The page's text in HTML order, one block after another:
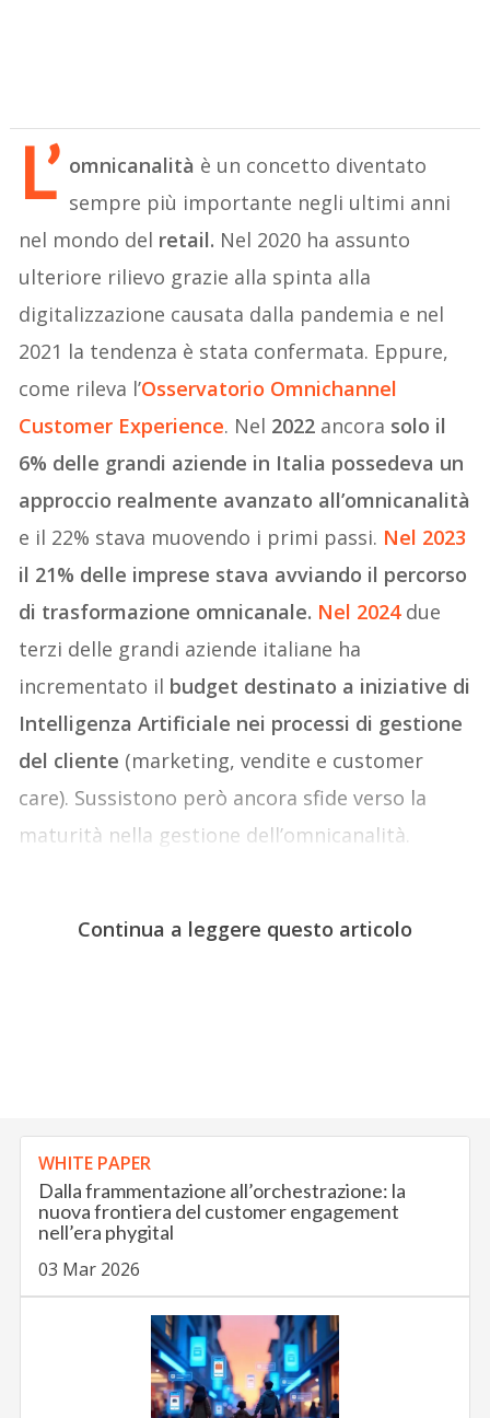
L’ omnicanalità è un concetto diventato
sempre più importante negli ultimi anni
nel mondo del retail. Nel 2020 ha assunto
ulteriore rilievo grazie alla spinta alla
digitalizzazione causata dalla pandemia e nel
2021 la tendenza è stata confermata. Eppure,
come rileva l’Osservatorio Omnichannel
Customer Experience. Nel 2022 ancora solo il
6% delle grandi aziende in Italia possedeva un
approccio realmente avanzato all’omnicanalità
e il 22% stava muovendo i primi passi. Nel 2023
il 21% delle imprese stava avviando il percorso
di trasformazione omnicanale. Nel 2024 due
terzi delle grandi aziende italiane ha
incrementato il budget destinato a iniziative di
Intelligenza Artificiale nei processi di gestione
del cliente (marketing, vendite e customer
care). Sussistono però ancora sfide verso la
maturità nella gestione dell’omnicanalità.
Continua a leggere questo articolo
WHITE PAPER
Dalla frammentazione all’orchestrazione: la
nuova frontiera del customer engagement
nell’era phygital
03 Mar 2026